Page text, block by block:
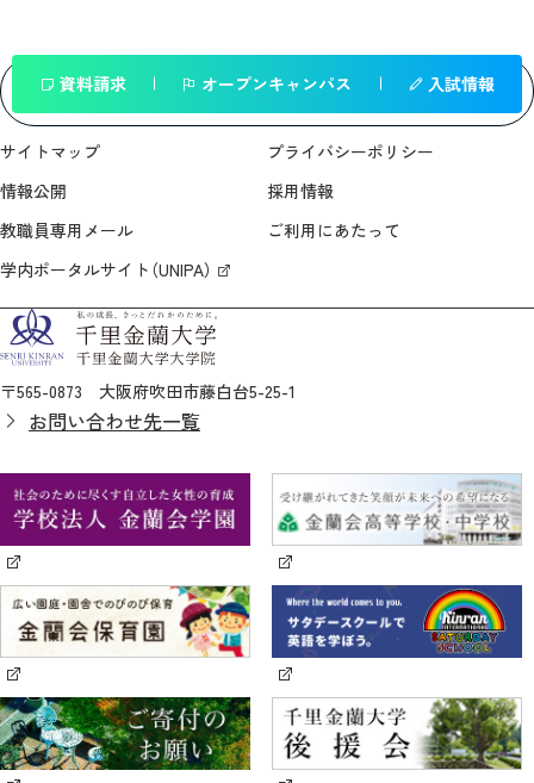
一覧へ戻る
資料請求 オープンキャンパス 入試情報
サイトマップ
プライバシーポリシー
情報公開
採用情報
教職員専用メール
ご利用にあたって
学内ポータルサイト（UNIPA）
〒565-0873 大阪府吹田市藤白台5-25-1
お問い合わせ先一覧